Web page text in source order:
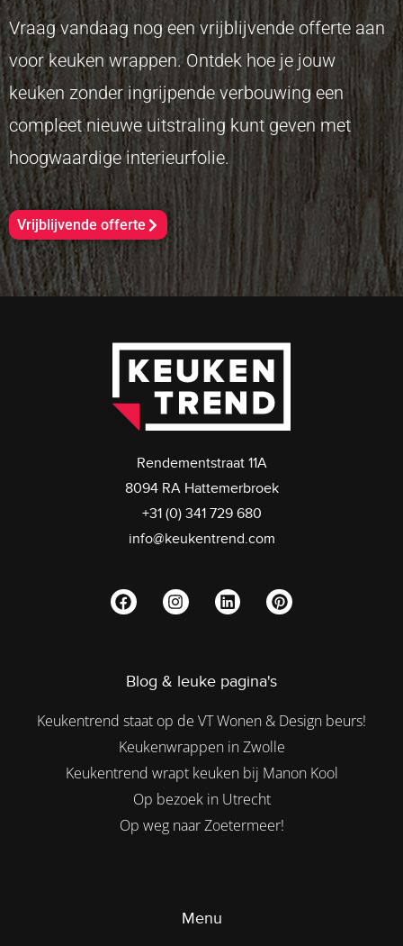
Vraag vandaag nog een vrijblijvende offerte aan
voor keuken wrappen. Ontdek hoe je jouw
keuken zonder ingrijpende verbouwing een
compleet nieuwe uitstraling kunt geven met
hoogwaardige interieurfolie.
Vrijblijvende offerte
Rendementstraat 11A
8094 RA Hattemerbroek
+31 (0) 341 729 680
info@keukentrend.com
Blog & leuke pagina's
Keukentrend staat op de VT Wonen & Design beurs!
Keukenwrappen in Zwolle
Keukentrend wrapt keuken bij Manon Kool
Op bezoek in Utrecht
Op weg naar Zoetermeer!
Menu